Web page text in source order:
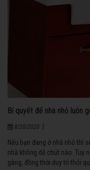
Bí quyết để nhà nhỏ luôn
8/20/2020
Nếu bạn đang ở nhà nhỏ thì
nhà không dễ chút nào. Tuy
gàng, đồng thời duy trì thói